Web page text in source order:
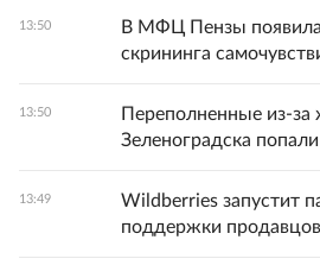
13:50
В МФЦ Пензы
скрининга
13:50
Переполненные из-
Зеленоградска
13:49
Wildberries запустит
поддержки